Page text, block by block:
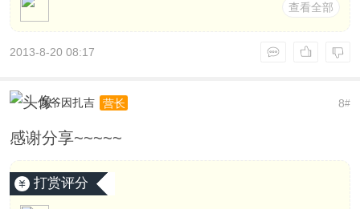
查看全部
2013-8-20 08:17
8#
九爷因扎吉 营长
感谢分享~~~~~
打赏评分